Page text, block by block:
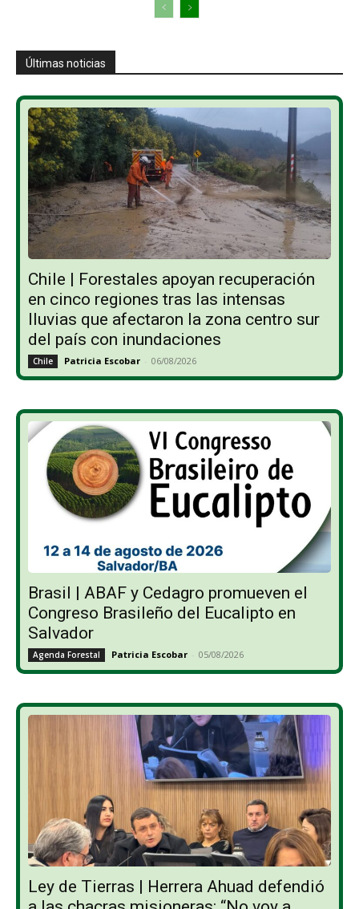
Últimas noticias
Chile | Forestales apoyan recuperación
en cinco regiones tras las intensas
lluvias que afectaron la zona centro sur
del país con inundaciones
Chile Patricia Escobar - 06/08/2026
Brasil | ABAF y Cedagro promueven el
Congreso Brasileño del Eucalipto en
Salvador
Agenda Forestal Patricia Escobar - 05/08/2026
Ley de Tierras | Herrera Ahuad defendió